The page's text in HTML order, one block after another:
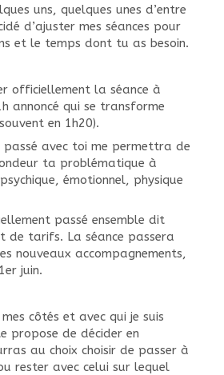
uns, quelques unes d’entre
d’ajuster mes séances pour
et le temps dont tu as besoin.
officiellement la séance à
annoncé qui se transforme
en 1h20).
avec toi me permettra de
ta problématique à
émotionnel, physique
passé ensemble dit
de tarifs. La séance passera
nouveaux accompagnements,
juin.
côtés et avec qui je suis
propose de décider en
au choix choisir de passer à
rester avec celui sur lequel